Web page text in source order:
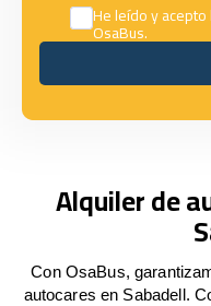
He leído y acepto
OsaBus.
Alquiler de
Con OsaBus,
autocares en Sabadell.